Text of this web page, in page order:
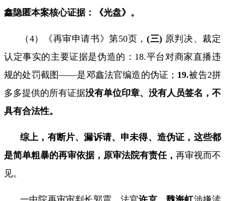
鑫隐匿本案核心证据：《光盘》。
（ 4）《再审申请书》第50页， (三) 原判决、裁定
认定事实的主要证据是伪造的： 18.平台对商家直播违
规的处罚截图——是邓鑫法官编造的伪证； 19.被告2拼
多多提供的所有证据没有单位印章、没有人员签名，不
具有合法性。
综上，有断片、漏诉请、申未得、造伪证，这些都
是简单粗暴的再审依据，原审法院有责任， 再审视而不
见。